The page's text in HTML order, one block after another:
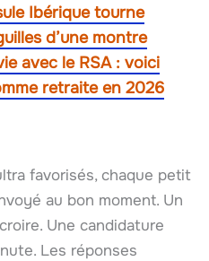
Ibérique tourne
d’une montre
avec le RSA : voici
retraite en 2026
favorisés, chaque petit
au bon moment. Un
Une candidature
Les réponses